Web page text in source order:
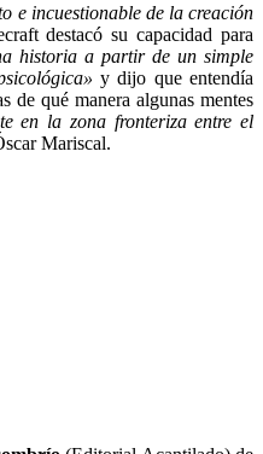
e incuestionable de la creación
destacó su capacidad para
historia a partir de un simple
y dijo que entendía
de qué manera algunas mentes
en la zona fronteriza entre el
Mariscal.